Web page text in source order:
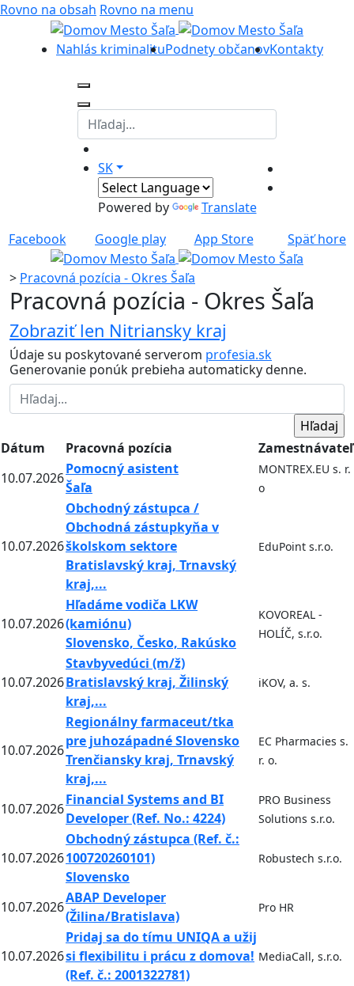
Rovno na obsah Rovno na menu
Nahlás kriminalituPodnety občanovKontakty
SK
Powered by
Translate
Facebook
Google play App Store Späť hore
> Pracovná pozícia - Okres Šaľa
Pracovná pozícia - Okres Šaľa
Zobraziť len Nitriansky kraj
Údaje su poskytované serverom profesia.sk
Generovanie ponúk prebieha automaticky denne.
Dátum Pracovná pozícia
Zamestnávateľ
10.07.2026
Pomocný asistent
Šaľa
MONTREX.EU s. r.
o
10.07.2026
Obchodný zástupca /
Obchodná zástupkyňa v
školskom sektore
Bratislavský kraj, Trnavský
kraj,...
EduPoint s.r.o.
10.07.2026
Hľadáme vodiča LKW
(kamiónu)
Slovensko, Česko, Rakúsko
KOVOREAL -
HOLÍČ, s.r.o.
10.07.2026
Stavbyvedúci (m/ž)
Bratislavský kraj, Žilinský
kraj,...
iKOV, a. s.
10.07.2026
Regionálny farmaceut/tka
pre juhozápadné Slovensko
Trenčiansky kraj, Trnavský
kraj,...
EC Pharmacies s.
r. o.
10.07.2026
Financial Systems and BI
Developer (Ref. No.: 4224)
PRO Business
Solutions s.r.o.
10.07.2026
Obchodný zástupca (Ref. č.:
100720260101)
Slovensko
Robustech s.r.o.
10.07.2026
ABAP Developer
(Žilina/Bratislava)
Pro HR
10.07.2026
Pridaj sa do tímu UNIQA a užij
si flexibilitu i prácu z domova!
(Ref. č.: 2001322781)
MediaCall, s.r.o.